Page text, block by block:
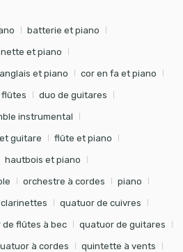
batterie et piano
et piano
et piano cor en fa et piano
flûtes duo de guitares
instrumental
guitare flûte et piano
hautbois et piano
orchestre à cordes piano
quatuor de cuivres
flûtes à bec quatuor de guitares
à cordes quintette à vents